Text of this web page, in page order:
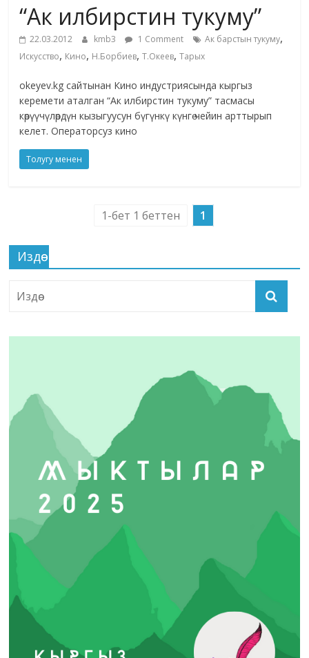
жана
“Ак илбирстин тукуму”
22.03.2012 kmb3 1 Comment Ак барстын тукуму,
Искусство, Кино, Н.Борбиев,Т.Океев,Тарых
okeyev.kg сайтынан Кино индустриясында кыргыз
керемети аталган “Ак илбирстин тукуму” тасмасы
көрүүчүлөрдүн кызыгуусун бүгүнкү күнгө чейин арттырып
келет. Операторсуз кино
Толугу менен
1-бет 1 беттен 1
Издөө